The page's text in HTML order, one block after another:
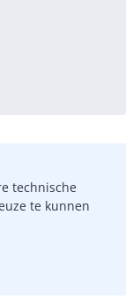
technische
te kunnen